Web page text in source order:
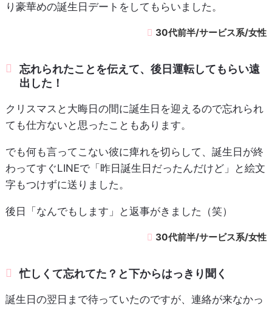
り豪華めの誕生日デートをしてもらいました。
30代前半/サービス系/女性
忘れられたことを伝えて、後日運転してもらい遠
出した！
クリスマスと大晦日の間に誕生日を迎えるので忘れられ
ても仕方ないと思ったこともあります。
でも何も言ってこない彼に痺れを切らして、誕生日が終
わってすぐLINEで「昨日誕生日だったんだけど」と絵文
字もつけずに送りました。
後日「なんでもします」と返事がきました（笑）
30代前半/サービス系/女性
忙しくて忘れてた？と下からはっきり聞く
誕生日の翌日まで待っていたのですが、連絡が来なかっ